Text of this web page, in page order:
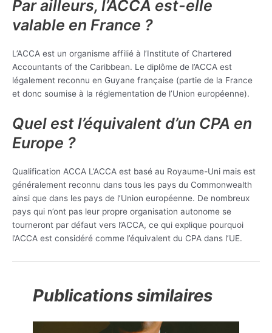
Par ailleurs, l’ACCA est-elle
valable en France ?
L’ACCA est un organisme affilié à l’Institute of Chartered
Accountants of the Caribbean. Le diplôme de l’ACCA est
légalement reconnu en Guyane française (partie de la France
et donc soumise à la réglementation de l’Union européenne).
Quel est l’équivalent d’un CPA en
Europe ?
Qualification ACCA L’ACCA est basé au Royaume-Uni mais est
généralement reconnu dans tous les pays du Commonwealth
ainsi que dans les pays de l’Union européenne. De nombreux
pays qui n’ont pas leur propre organisation autonome se
tourneront par défaut vers l’ACCA, ce qui explique pourquoi
l’ACCA est considéré comme l’équivalent du CPA dans l’UE.
Publications similaires